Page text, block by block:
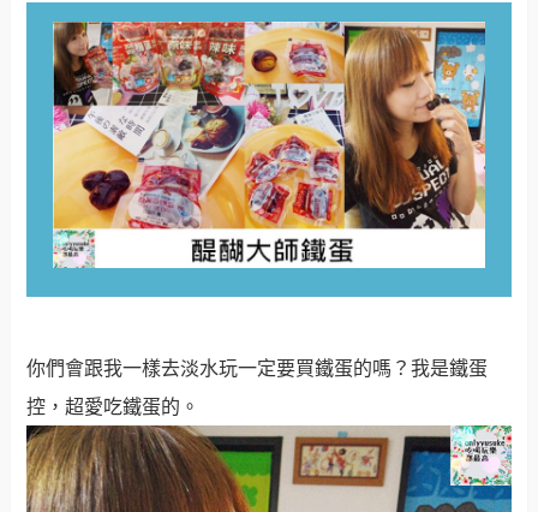
你們會跟我一樣去淡水玩一定要買鐵蛋的嗎？我是鐵蛋
控，超愛吃鐵蛋的 。